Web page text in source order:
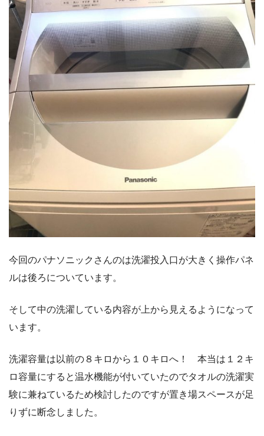
今回のパナソニックさんのは洗濯投入口が大きく操作パネ
ルは後ろについています。
そして中の洗濯している内容が上から見えるようになって
います。
洗濯容量は以前の８キロから１０キロへ！ 本当は１２キ
ロ容量にすると温水機能が付いていたのでタオルの洗濯実
験に兼ねているため検討したのですが置き場スペースが足
りずに断念しました。